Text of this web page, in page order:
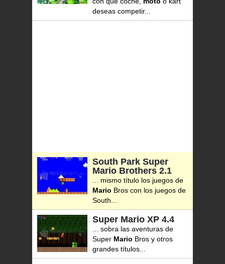
deseas competir...
South Park Super
Mario Brothers 2.1
... mismo título los juegos de
Mario Bros con los juegos de
South...
Super Mario XP 4.4
... sobra las aventuras de
Super Mario Bros y otros
grandes títulos...